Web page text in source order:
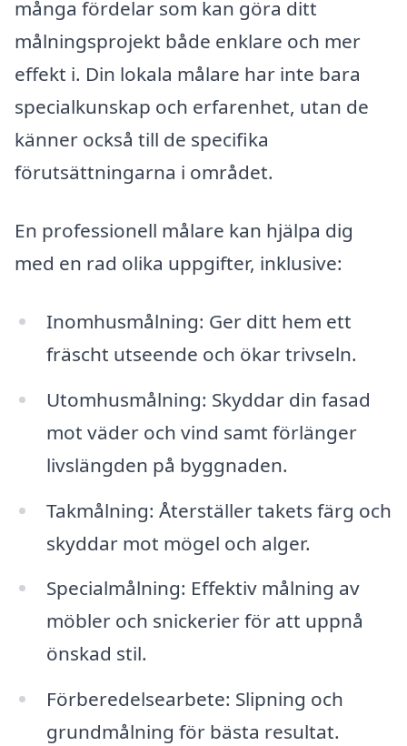
många fördelar som kan göra ditt
målningsprojekt både enklare och mer
effekt i. Din lokala målare har inte bara
specialkunskap och erfarenhet, utan de
känner också till de specifika
förutsättningarna i området.
En professionell målare kan hjälpa dig
med en rad olika uppgifter, inklusive:
Inomhusmålning: Ger ditt hem ett
fräscht utseende och ökar trivseln.
Utomhusmålning: Skyddar din fasad
mot väder och vind samt förlänger
livslängden på byggnaden.
Takmålning: Återställer takets färg och
skyddar mot mögel och alger.
Specialmålning: Effektiv målning av
möbler och snickerier för att uppnå
önskad stil.
Förberedelsearbete: Slipning och
grundmålning för bästa resultat.